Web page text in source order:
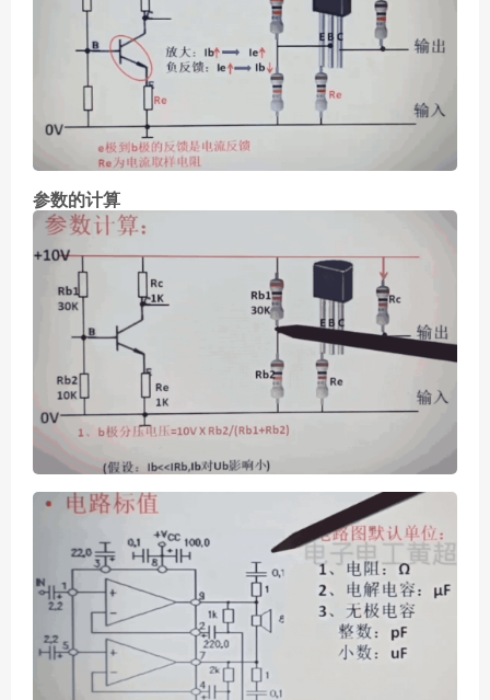
参数的计算